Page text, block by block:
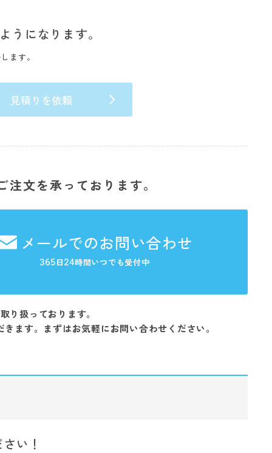
うになります。
ます。
見積りを依頼
文を承っております。
メールでのお問い合わせ
365日24時間いつでも受付中
り扱っております。
ます。まずはお気軽にお問い合わせください。
い！